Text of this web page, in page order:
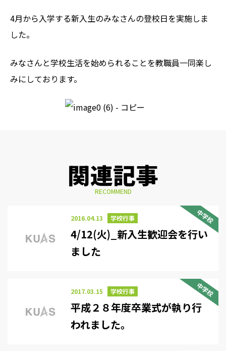
4月から入学する新入生のみなさんの登校日を実施しま
した。
みなさんと学校生活を始められることを教職員一同楽し
みにしております。
関連記事
RECOMMEND
中学校
2016.04.13 学校行事
4/12(火)_新入生歓迎会を行い
ました
中学校
2017.03.15 学校行事
平成２８年度卒業式が執り行
われました。